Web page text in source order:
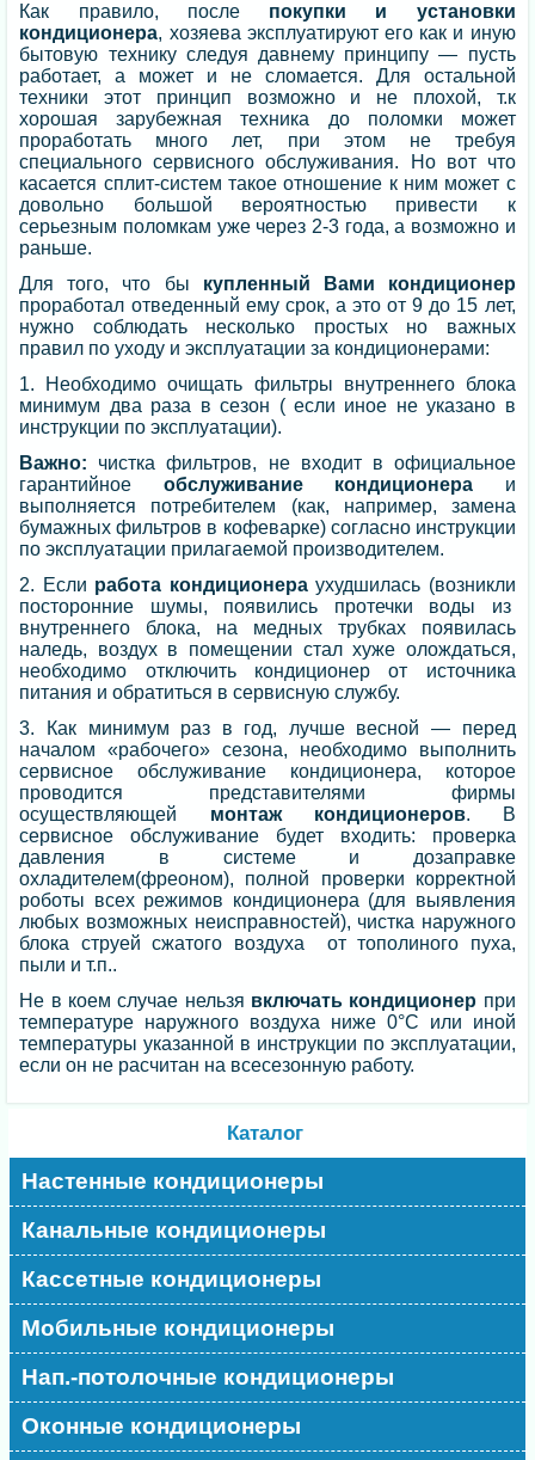
Как правило, после покупки и установки
кондиционера, хозяева эксплуатируют его как и иную
бытовую технику следуя давнему принципу — пусть
работает, а может и не сломается. Для остальной
техники этот принцип возможно и не плохой, т.к
хорошая зарубежная техника до поломки может
проработать много лет, при этом не требуя
специального сервисного обслуживания. Но вот что
касается сплит-систем такое отношение к ним может с
довольно большой вероятностью привести к
серьезным поломкам уже через 2-3 года, а возможно и
раньше.
Для того, что бы купленный Вами кондиционер
проработал отведенный ему срок, а это от 9 до 15 лет,
нужно соблюдать несколько простых но важных
правил по уходу и эксплуатации за кондиционерами:
1. Необходимо очищать фильтры внутреннего блока
минимум два раза в сезон ( если иное не указано в
инструкции по эксплуатации).
Важно: чистка фильтров, не входит в официальное
гарантийное обслуживание кондиционера и
выполняется потребителем (как, например, замена
бумажных фильтров в кофеварке) согласно инструкции
по эксплуатации прилагаемой производителем.
2. Если работа кондиционераухудшилась (возникли
посторонние шумы, появились протечки воды из
внутреннего блока, на медных трубках появилась
наледь, воздух в помещении стал хуже олождаться,
необходимо отключить кондиционер от источника
питания и обратиться в сервисную службу.
3. Как минимум раз в год, лучше весной — перед
началом «рабочего» сезона, необходимо выполнить
сервисное обслуживание кондиционера, которое
проводится представителями фирмы
осуществляющей монтаж кондиционеров. В
сервисное обслуживание будет входить: проверка
давления в системе и дозаправке
охладителем(фреоном), полной проверки корректной
роботы всех режимов кондиционера (для выявления
любых возможных неисправностей), чистка наружного
блока струей сжатого воздуха от тополиного пуха,
пыли и т.п..
Не в коем случае нельзя включать кондиционер при
температуре наружного воздуха ниже 0°С или иной
температуры указанной в инструкции по эксплуатации,
если он не расчитан на всесезонную работу.
Каталог
Настенные кондиционеры
Канальные кондиционеры
Кассетные кондиционеры
Мобильные кондиционеры
Нап.-потолочные кондиционеры
Оконные кондиционеры